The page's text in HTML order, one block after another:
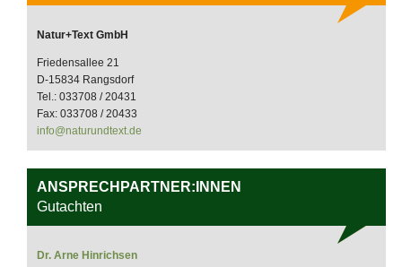
Natur+Text GmbH
Friedensallee 21
D-15834 Rangsdorf
Tel.: 033708 / 20431
Fax: 033708 / 20433
info@naturundtext.de
ANSPRECHPARTNER:INNEN
Gutachten
Dr. Arne Hinrichsen